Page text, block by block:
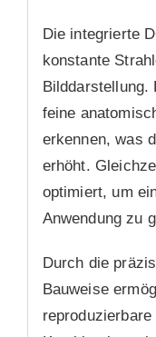
Die integrierte
konstante
Bilddarstellung.
feine
erkennen, was
erhöht.
optimiert, um
Anwendung zu
Durch die
Bauweise